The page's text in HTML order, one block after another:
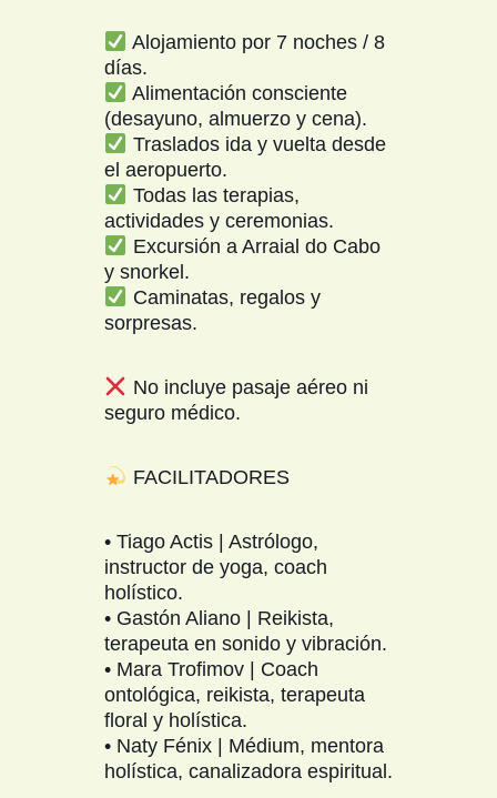
Alojamiento por 7 noches / 8
días.
Alimentación consciente
(desayuno, almuerzo y cena).
Traslados ida y vuelta desde
el aeropuerto.
Todas las terapias,
actividades y ceremonias.
Excursión a Arraial do Cabo
y snorkel.
Caminatas, regalos y
sorpresas.
No incluye pasaje aéreo ni
seguro médico.
FACILITADORES
• Tiago Actis | Astrólogo,
instructor de yoga, coach
holístico.
• Gastón Aliano | Reikista,
terapeuta en sonido y vibración.
• Mara Trofimov | Coach
ontológica, reikista, terapeuta
floral y holística.
• Naty Fénix | Médium, mentora
holística, canalizadora espiritual.